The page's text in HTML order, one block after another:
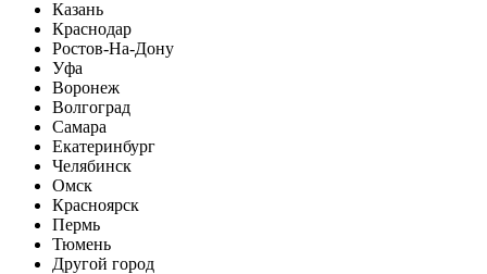
Казань
Краснодар
Ростов-На-Дону
Уфа
Воронеж
Волгоград
Самара
Екатеринбург
Челябинск
Омск
Красноярск
Пермь
Тюмень
Другой город